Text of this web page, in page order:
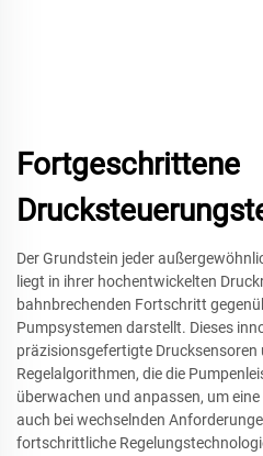
Fortgeschrittene
Der Grundstein jeder
liegt in ihrer hochentwickelten
bahnbrechenden Fortschritt
Pumpsystemen darstellt. Dieses
präzisionsgefertigte Drucksensoren
Regelalgorithmen, die die
überwachen und anpassen, um
auch bei wechselnden
fortschrittliche